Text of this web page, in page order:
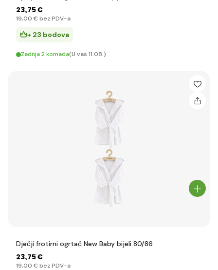
23,75 €
19,00 € bez PDV-a
+ 23 bodova
Zadnja 2 komada(U vas 11.08.)
Dječji frotirni ogrtač New Baby bijeli 80/86
23,75 €
19,00 € bez PDV-a